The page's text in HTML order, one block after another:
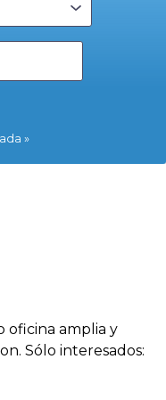
oficina amplia y
Sólo interesados: